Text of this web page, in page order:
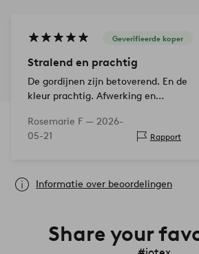
Geverifieerde koper
Stralend en prachtig
De gordijnen zijn betoverend. En de
kleur prachtig. Afwerking en
Rosemarie F — 2026-
05-21
Rapport
Informatie over beoordelingen
Share your